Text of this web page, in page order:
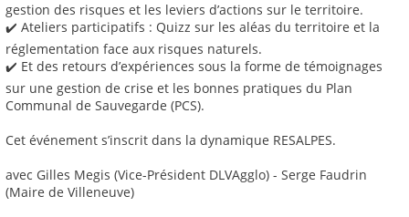
gestion des risques et les leviers d’actions sur le territoire.
✔️ Ateliers participatifs : Quizz sur les aléas du territoire et la
réglementation face aux risques naturels.
✔️ Et des retours d’expériences sous la forme de témoignages
sur une gestion de crise et les bonnes pratiques du Plan
Communal de Sauvegarde (PCS).
Cet événement s’inscrit dans la dynamique RESALPES.
avec Gilles Megis (Vice-Président DLVAgglo) - Serge Faudrin
(Maire de Villeneuve)